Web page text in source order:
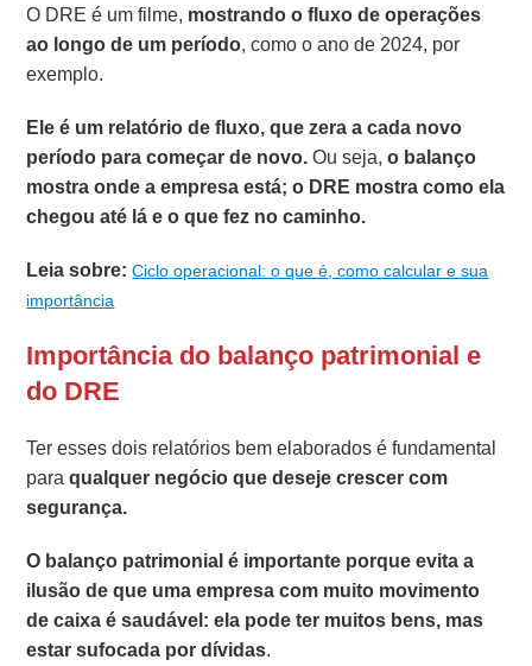
O DRE é um filme, mostrando o fluxo de operações
ao longo de um período, como o ano de 2024, por
exemplo.
Ele é um relatório de fluxo, que zera a cada novo
período para começar de novo.Ou seja,o balanço
mostra onde a empresa está; o DRE mostra como ela
chegou até lá e o que fez no caminho.
Leia sobre: Ciclo operacional: o que é, como calcular e sua
importância
Importância do balanço patrimonial e
do DRE
Ter esses dois relatórios bem elaborados é fundamental
paraqualquer negócio que deseje crescer com
segurança.
O balanço patrimonial é importante porque evita a
ilusão de que uma empresa com muito movimento
de caixa é saudável: ela pode ter muitos bens, mas
estar sufocada por dívidas.